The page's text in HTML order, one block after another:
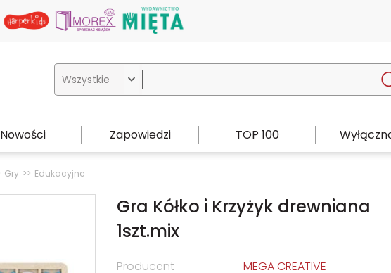

Nowości Zapowiedzi TOP 100
Gry Edukacyjne
Gra Kółko i Krzyżyk drewniana
1szt.mix
Producent
MEGA CREATIVE